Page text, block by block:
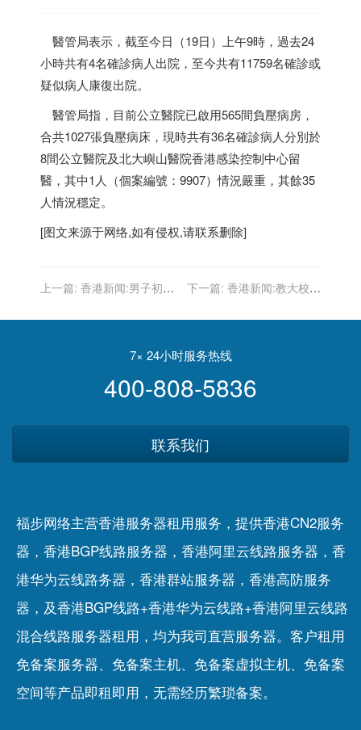
醫管局表示，截至今日（19日）上午9時，過去24
小時共有4名確診病人出院，至今共有11759名確診或
疑似病人康復出院。
醫管局指，目前公立醫院已啟用565間負壓病房，
合共1027張負壓病床，現時共有36名確診病人分別於
8間公立醫院及北大嶼山醫院香港感染控制中心留
醫，其中1人（個案編號：9907）情況嚴重，其餘35
人情況穩定。
[图文来源于网络,如有侵权,请联系删除]
上一篇: 香港新闻:男子初步
疫苗滅活病毒污染
下一篇: 香港新闻:教大校長
新知識廣結良朋
7× 24小时服务热线
400-808-5836
联系我们
福步网络主营香港服务器租用服务，提供香港CN2服务
器，香港BGP线路服务器，香港阿里云线路服务器，香
港华为云线路务器，香港群站服务器，香港高防服务
器，及香港BGP线路+香港华为云线路+香港阿里云线路
混合线路服务器租用，均为我司直营服务器。客户租用
免备案服务器、 免备案主机、 免备案虚拟主机、 免备案
空间等产品即租即用，无需经历繁琐备案。